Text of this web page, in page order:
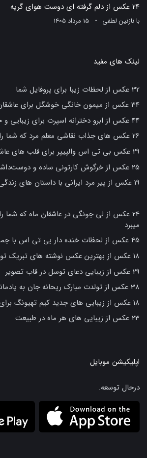
24 عکس از دلم گرفته ای دوست هوای گریه
بانازنین لطفی 15 مرداد 1405
لینک های مفید
32 عکس از لحظات زیبا برای پروفایل شما
34 عکس از میمون خانگی خوشگل برای عاشقان حیوانات
44 عکس از ابرو دخترانه اسپرت برای زیبایی و جذابیت بیشتر
26 عکس های جذاب نقاشی معلم مرد که شما را شگفت زده می کند
29 عکس بی تی اس والپیپر برای قلب های عاشق
25 عکس از خرگوش کارتونی ساده و دوست‌داشتنی
19 عکس از پیر مرد ایرانی با داستان های زندگی شگفت انگیز
24 عکس از لی جونگی در عاشقان ماه که شما
میبرد
45 عکس از لحظات خنده دار بی تی اس با جملات دلنشین
18 عکس از بهترین عکس نوشته های تبریک تولد به خواهرم
29 عکس از زیبایی دعای توسل در قاب تصویر
38 عکس از تولدت مبارک ریحانه جان به یادماندنی
18 عکس از زیبایی های جدید کیم تهیونگ برای طرفدارانش
23 عکس از زیبایی های هر ماه در طبیعت
اپلیکیشن موبایل
درحال توسعه.